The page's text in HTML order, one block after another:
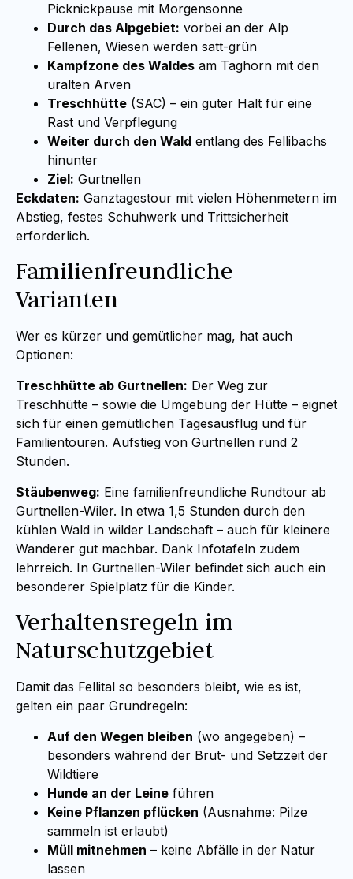
Picknickpause mit Morgensonne
Durch das Alpgebiet: vorbei an der Alp
Fellenen, Wiesen werden satt-grün
Kampfzone des Waldes am Taghorn mit den
uralten Arven
Treschhütte (SAC) – ein guter Halt für eine
Rast und Verpflegung
Weiter durch den Wald entlang des Fellibachs
hinunter
Ziel: Gurtnellen
Eckdaten: Ganztagestour mit vielen Höhenmetern im
Abstieg, festes Schuhwerk und Trittsicherheit
erforderlich.
Familienfreundliche
Varianten
Wer es kürzer und gemütlicher mag, hat auch
Optionen:
Treschhütte ab Gurtnellen: Der Weg zur
Treschhütte – sowie die Umgebung der Hütte – eignet
sich für einen gemütlichen Tagesausflug und für
Familientouren. Aufstieg von Gurtnellen rund 2
Stunden.
Stäubenweg: Eine familienfreundliche Rundtour ab
Gurtnellen-Wiler. In etwa 1,5 Stunden durch den
kühlen Wald in wilder Landschaft – auch für kleinere
Wanderer gut machbar. Dank Infotafeln zudem
lehrreich. In Gurtnellen-Wiler befindet sich auch ein
besonderer Spielplatz für die Kinder.
Verhaltensregeln im
Naturschutzgebiet
Damit das Fellital so besonders bleibt, wie es ist,
gelten ein paar Grundregeln:
Auf den Wegen bleiben (wo angegeben) –
besonders während der Brut- und Setzzeit der
Wildtiere
Hunde an der Leine führen
Keine Pflanzen pflücken (Ausnahme: Pilze
sammeln ist erlaubt)
Müll mitnehmen – keine Abfälle in der Natur
lassen